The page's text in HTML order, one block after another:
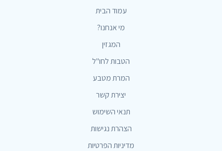
עמוד הבית
מי אנחנו?
המגזין
הטבות לחו"ל
המרת מטבע
יצירת קשר
תנאי השימוש
הצהרת נגישות
מדיניות הפרטיות